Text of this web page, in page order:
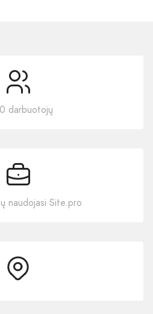
darbuotojų
naudojasi Site.pro